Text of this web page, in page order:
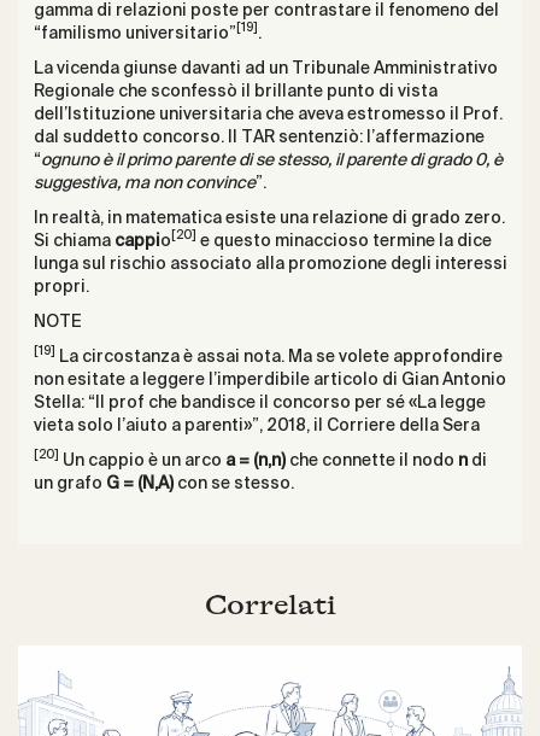
gamma di relazioni poste per contrastare il fenomeno del
“familismo universitario” [19] .
La vicenda giunse davanti ad un Tribunale Amministrativo
Regionale che sconfessò il brillante punto di vista
dell’Istituzione universitaria che aveva estromesso il Prof.
dal suddetto concorso. Il TAR sentenziò: l’affermazione
“ognuno è il primo parente di se stesso, il parente di grado 0, è
suggestiva, ma non convince”.
In realtà, in matematica esiste una relazione di grado zero.
Si chiama cappio [20]
e questo minaccioso termine la dice
lunga sul rischio associato alla promozione degli interessi
propri.
NOTE
[19]
La circostanza è assai nota. Ma se volete approfondire
non esitate a leggere l’imperdibile articolo di Gian Antonio
Stella: “ Il prof che bandisce il concorso per sé «La legge
vieta solo l’aiuto a parenti»”, 2018, il Corriere della Sera
[20] Un cappio è un arco a = (n,n)che connette il nodo ndi
un grafo G = (N,A)con se stesso.
Correlati